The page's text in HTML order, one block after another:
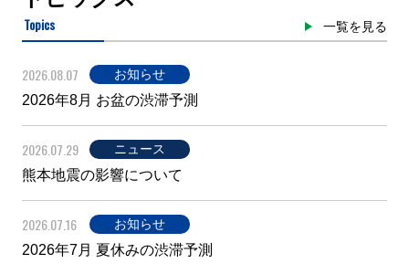
Topics 一覧を見る
2026.08.07 お知らせ
2026年8月 お盆の渋滞予測
2026.07.29 ニュース
熊本地震の影響について
2026.07.16 お知らせ
2026年7月 夏休みの渋滞予測